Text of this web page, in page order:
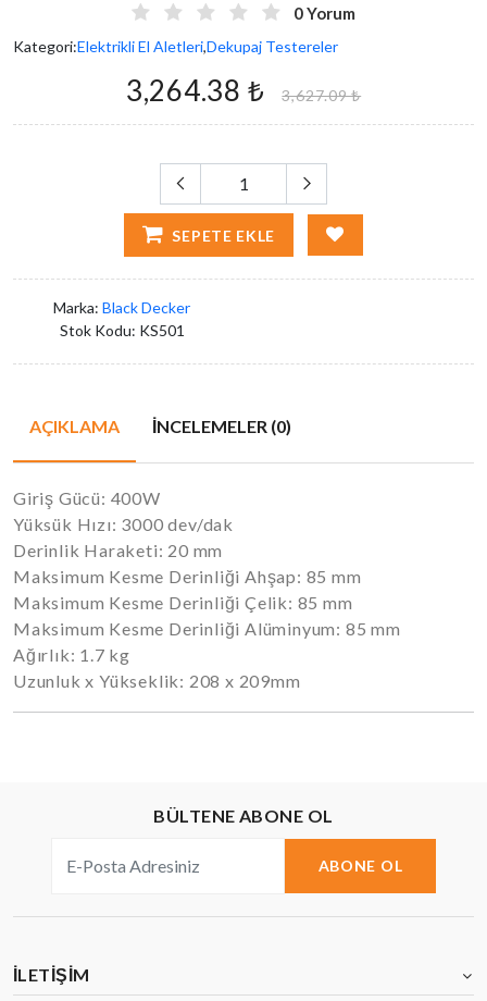
0 Yorum
Kategori:Elektrikli El Aletleri,Dekupaj Testereler
3,264.38 ₺ 3,627.09 ₺
SEPETE EKLE
Marka: Black Decker
Stok Kodu: KS501
AÇIKLAMA İNCELEMELER (0)
Giriş Gücü: 400W
Yüksük Hızı: 3000 dev/dak
Derinlik Haraketi: 20 mm
Maksimum Kesme Derinliği Ahşap: 85 mm
Maksimum Kesme Derinliği Çelik: 85 mm
Maksimum Kesme Derinliği Alüminyum: 85 mm
Ağırlık: 1.7 kg
Uzunluk x Yükseklik: 208 x 209mm
BÜLTENE ABONE OL
ABONE OL
İLETIŞIM